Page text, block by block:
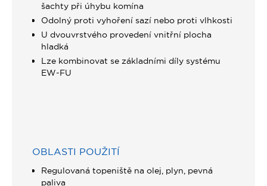
šachty při úhybu komína
Odolný proti vyhoření sazí nebo proti vlhkosti
U dvouvrstvého provedení vnitřní plocha
hladká
Lze kombinovat se základními díly systému
EW-FU
OBLASTI POUŽITÍ
Regulovaná topeniště na olej, plyn, pevná
paliva